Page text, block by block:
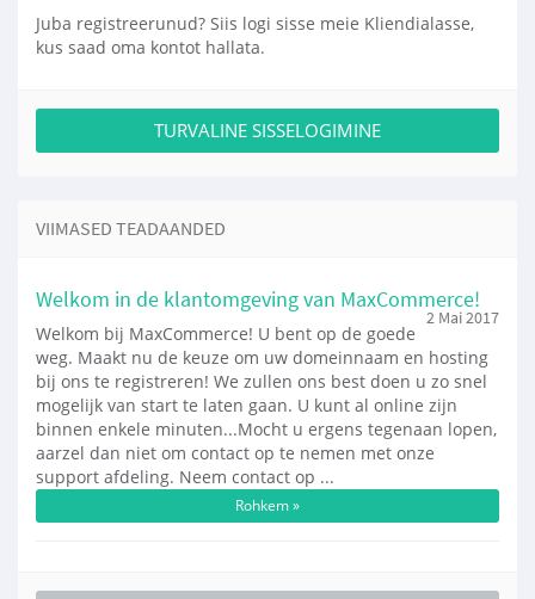
Juba registreerunud? Siis logi sisse meie Kliendialasse,
kus saad oma kontot hallata.
TURVALINE SISSELOGIMINE
VIIMASED TEADAANDED
Welkom in de klantomgeving van MaxCommerce!
2 Mai 2017
Welkom bij MaxCommerce! U bent op de goede
weg. Maakt nu de keuze om uw domeinnaam en hosting
bij ons te registreren! We zullen ons best doen u zo snel
mogelijk van start te laten gaan. U kunt al online zijn
binnen enkele minuten...Mocht u ergens tegenaan lopen,
aarzel dan niet om contact op te nemen met onze
support afdeling. Neem contact op ...
Rohkem »